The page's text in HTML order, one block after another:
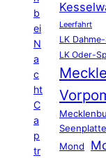
b
ei
N
a
c
ht
C
a
p
tr
Leerfahrt
LK
LK Oder-
Seenplatte
Mond